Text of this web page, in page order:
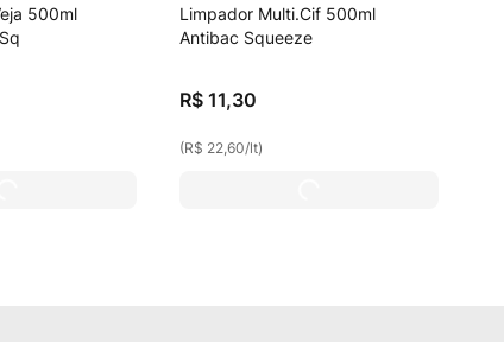
500ml
Limpador Multi.Cif 500ml
Antibac Squeeze
R$ 11,30
(R$ 22,60/lt)